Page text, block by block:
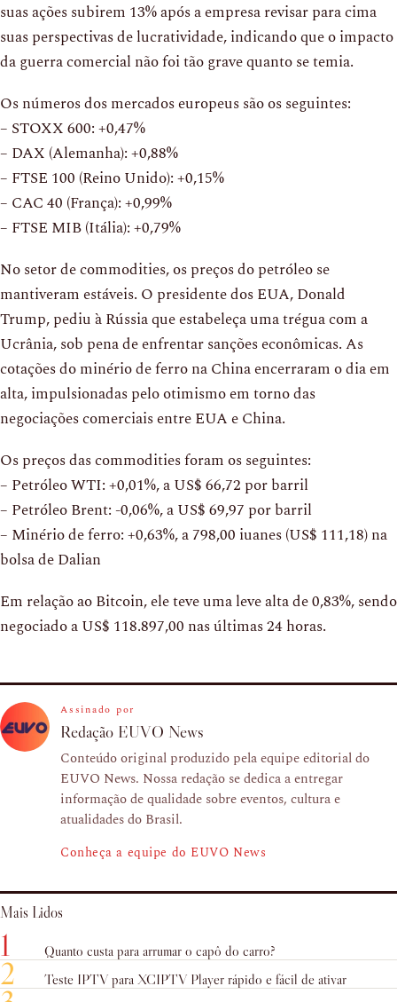
suas ações subirem 13% após a empresa revisar para cima
suas perspectivas de lucratividade, indicando que o impacto
da guerra comercial não foi tão grave quanto se temia.
Os números dos mercados europeus são os seguintes:
– STOXX 600: +0,47%
– DAX (Alemanha): +0,88%
– FTSE 100 (Reino Unido): +0,15%
– CAC 40 (França): +0,99%
– FTSE MIB (Itália): +0,79%
No setor de commodities, os preços do petróleo se
mantiveram estáveis. O presidente dos EUA, Donald
Trump, pediu à Rússia que estabeleça uma trégua com a
Ucrânia, sob pena de enfrentar sanções econômicas. As
cotações do minério de ferro na China encerraram o dia em
alta, impulsionadas pelo otimismo em torno das
negociações comerciais entre EUA e China.
Os preços das commodities foram os seguintes:
– Petróleo WTI: +0,01%, a US$ 66,72 por barril
– Petróleo Brent: -0,06%, a US$ 69,97 por barril
– Minério de ferro: +0,63%, a 798,00 iuanes (US$ 111,18) na
bolsa de Dalian
Em relação ao Bitcoin, ele teve uma leve alta de 0,83%, sendo
negociado a US$ 118.897,00 nas últimas 24 horas.
Assinado por
Redação EUVO News
Conteúdo original produzido pela equipe editorial do
EUVO News. Nossa redação se dedica a entregar
informação de qualidade sobre eventos, cultura e
atualidades do Brasil.
Conheça a equipe do EUVO News
Mais Lidos
1 Quanto custa para arrumar o capô do carro?
2 Teste IPTV para XCIPTV Player rápido e fácil de ativar